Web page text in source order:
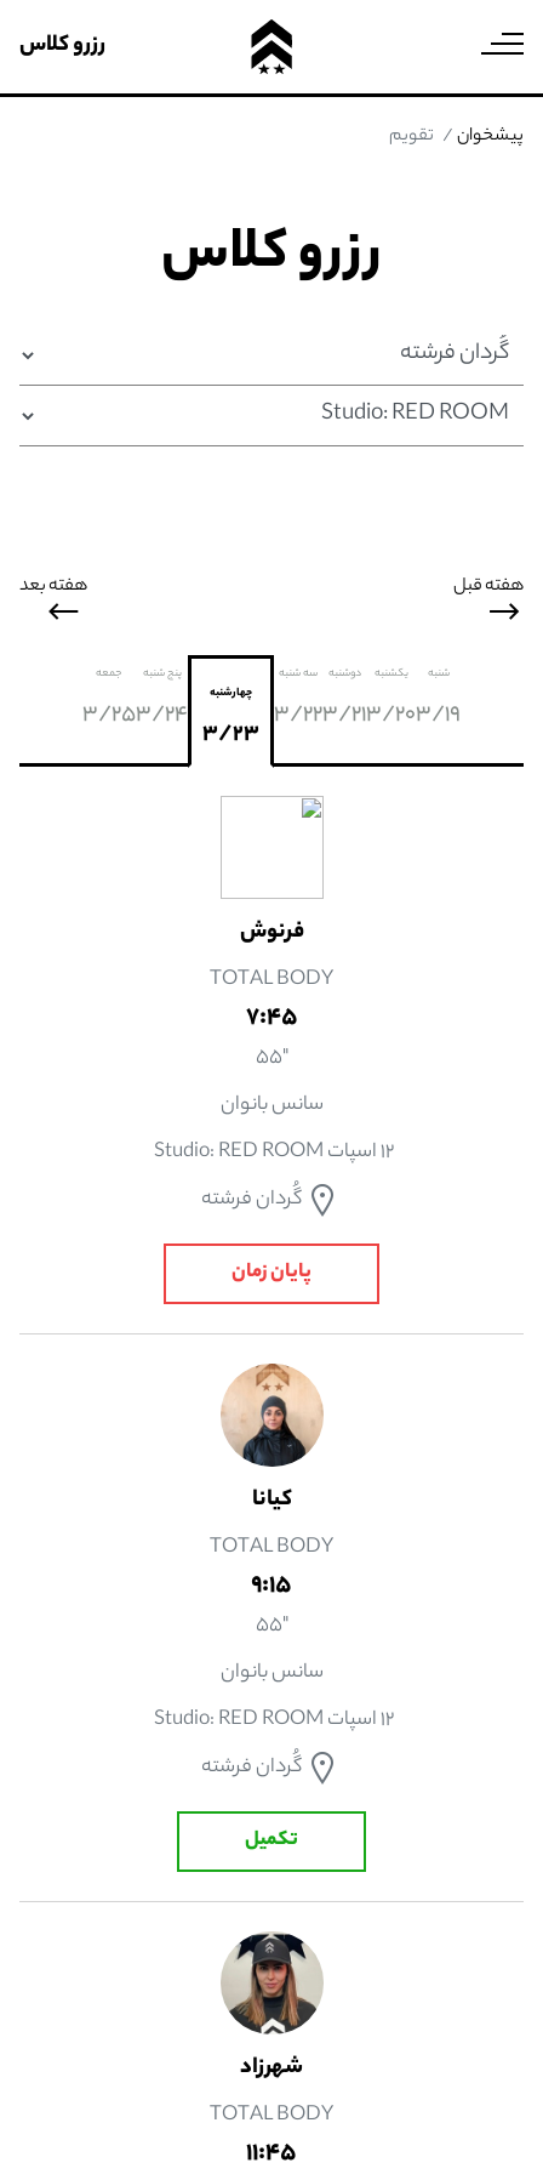
رزرو کلاس
پیشخوان تقویم
رزرو کلاس
هفته قبل هفته بعد
شنبه
3/19
یکشنبه
3/20
دوشنبه
3/21
سه شنبه
3/22
چهارشنبه
3/23
پنج شنبه
3/24
جمعه
3/25
فرنوش
TOTAL BODY
7:45
"55
سانس بانوان
12 اسپات Studio: RED ROOM
گُردان فرشته
پایان زمان
كيانا
TOTAL BODY
9:15
"55
سانس بانوان
12 اسپات Studio: RED ROOM
گُردان فرشته
تکمیل
شهرزاد
TOTAL BODY
11:45